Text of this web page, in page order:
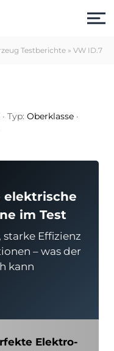
Testberichte »VW ID.7
· Typ: Oberklasse ·
elektrische
im Test
Effizienz
– was der
kann
Elektro-